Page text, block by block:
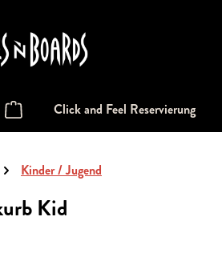
Warenkorb enthält 0 Positionen. Der
Click and Feel Reservierung
Kinder / Jugend
Kid